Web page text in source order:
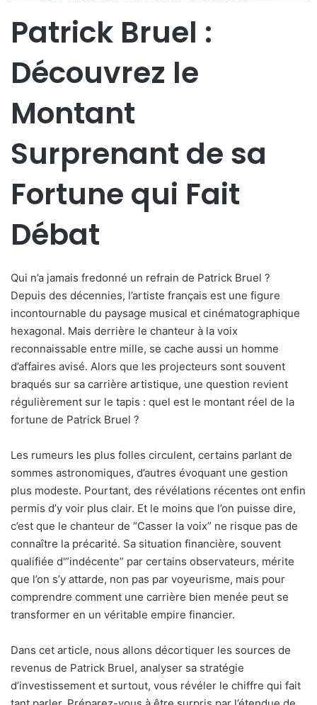
Patrick Bruel :
Découvrez le
Montant
Surprenant de sa
Fortune qui Fait
Débat
Qui n’a jamais fredonné un refrain de Patrick Bruel ?
Depuis des décennies, l’artiste français est une figure
incontournable du paysage musical et cinématographique
hexagonal. Mais derrière le chanteur à la voix
reconnaissable entre mille, se cache aussi un homme
d’affaires avisé. Alors que les projecteurs sont souvent
braqués sur sa carrière artistique, une question revient
régulièrement sur le tapis : quel est le montant réel de la
fortune de Patrick Bruel ?
Les rumeurs les plus folles circulent, certains parlant de
sommes astronomiques, d’autres évoquant une gestion
plus modeste. Pourtant, des révélations récentes ont enfin
permis d’y voir plus clair. Et le moins que l’on puisse dire,
c’est que le chanteur de “Casser la voix” ne risque pas de
connaître la précarité. Sa situation financière, souvent
qualifiée d'”indécente” par certains observateurs, mérite
que l’on s’y attarde, non pas par voyeurisme, mais pour
comprendre comment une carrière bien menée peut se
transformer en un véritable empire financier.
Dans cet article, nous allons décortiquer les sources de
revenus de Patrick Bruel, analyser sa stratégie
d’investissement et surtout, vous révéler le chiffre qui fait